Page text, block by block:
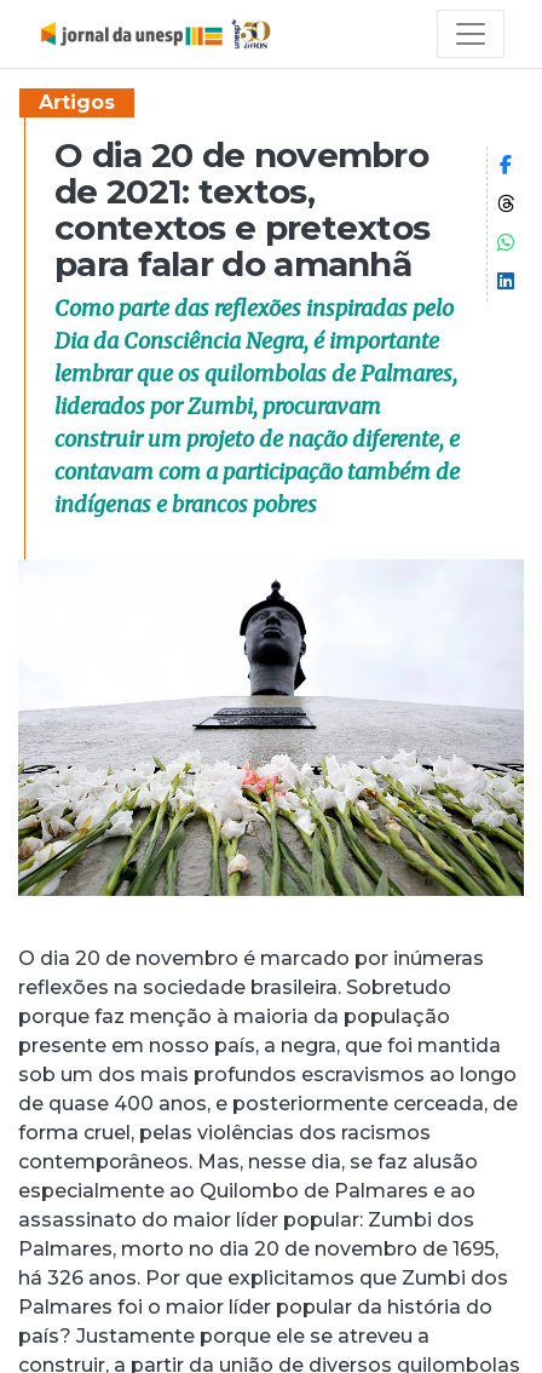
Artigos
O dia 20 de novembro
de 2021: textos,
contextos e pretextos
para falar do amanhã
Como parte das reflexões inspiradas pelo
Dia da Consciência Negra, é importante
lembrar que os quilombolas de Palmares,
liderados por Zumbi, procuravam
construir um projeto de nação diferente, e
contavam com a participação também de
indígenas e brancos pobres
O dia 20 de novembro é marcado por inúmeras
reflexões na sociedade brasileira. Sobretudo
porque faz menção à maioria da população
presente em nosso país, a negra, que foi mantida
sob um dos mais profundos escravismos ao longo
de quase 400 anos, e posteriormente cerceada, de
forma cruel, pelas violências dos racismos
contemporâneos. Mas, nesse dia, se faz alusão
especialmente ao Quilombo de Palmares e ao
assassinato do maior líder popular: Zumbi dos
Palmares, morto no dia 20 de novembro de 1695,
há 326 anos. Por que explicitamos que Zumbi dos
Palmares foi o maior líder popular da história do
país? Justamente porque ele se atreveu a
construir, a partir da união de diversos quilombolas